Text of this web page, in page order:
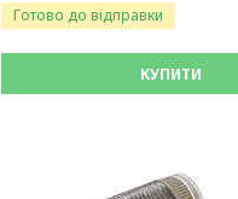
Готово до відправки
КУПИТИ